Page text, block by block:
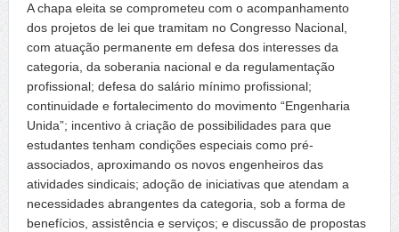
A chapa eleita se comprometeu com o acompanhamento
dos projetos de lei que tramitam no Congresso Nacional,
com atuação permanente em defesa dos interesses da
categoria, da soberania nacional e da regulamentação
profissional; defesa do salário mínimo profissional;
continuidade e fortalecimento do movimento “Engenharia
Unida”; incentivo à criação de possibilidades para que
estudantes tenham condições especiais como pré-
associados, aproximando os novos engenheiros das
atividades sindicais; adoção de iniciativas que atendam a
necessidades abrangentes da categoria, sob a forma de
benefícios, assistência e serviços; e discussão de propostas